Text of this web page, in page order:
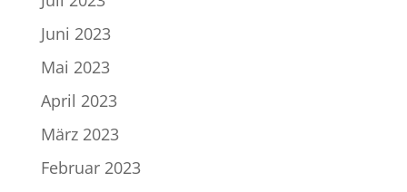
Juni 2023
Mai 2023
April 2023
März 2023
Februar 2023